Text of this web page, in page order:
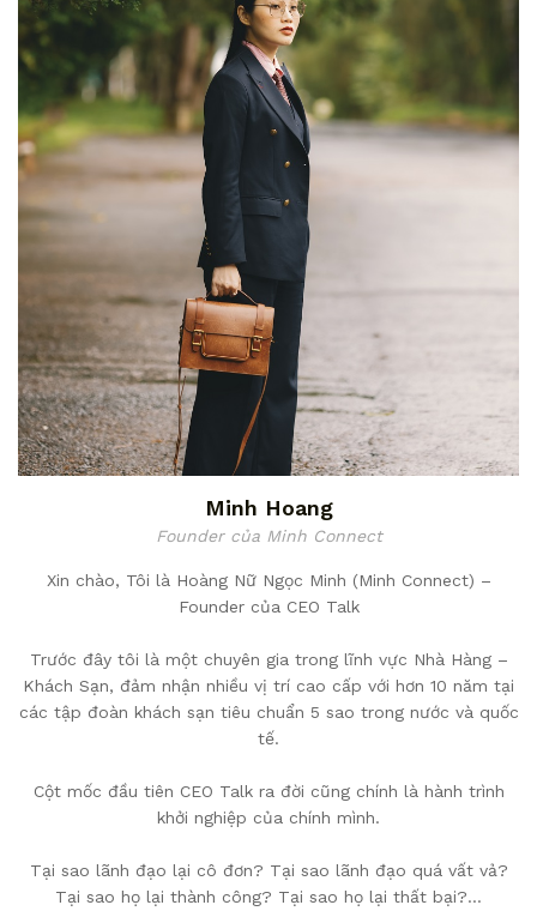
Minh Hoang
Founder của Minh Connect
Xin chào, Tôi là Hoàng Nữ Ngọc Minh (Minh Connect) –
Founder của CEO Talk
Trước đây tôi là một chuyên gia trong lĩnh vực Nhà Hàng –
Khách Sạn, đảm nhận nhiều vị trí cao cấp với hơn 10 năm tại
các tập đoàn khách sạn tiêu chuẩn 5 sao trong nước và quốc
tế.
Cột mốc đầu tiên CEO Talk ra đời cũng chính là hành trình
khởi nghiệp của chính mình.
Tại sao lãnh đạo lại cô đơn? Tại sao lãnh đạo quá vất vả?
Tại sao họ lại thành công? Tại sao họ lại thất bại?…